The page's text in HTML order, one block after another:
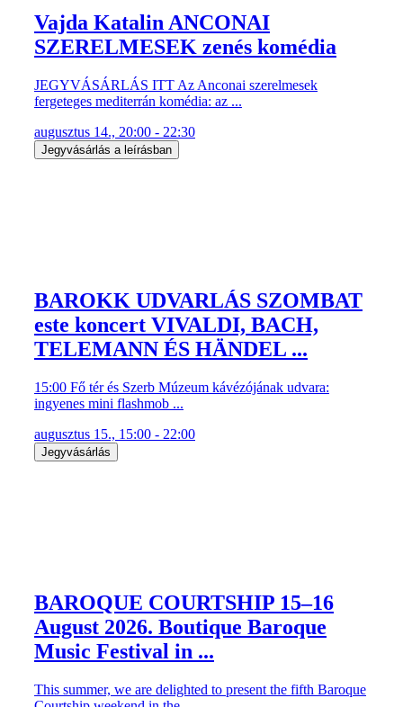
Vajda Katalin ANCONAI
SZERELMESEK zenés komédia
JEGYVÁSÁRLÁS ITT Az Anconai szerelmesek
fergeteges mediterrán komédia: az ...
augusztus 14., 20:00 - 22:30
Jegyvásárlás a leírásban
BAROKK UDVARLÁS SZOMBAT
este koncert VIVALDI, BACH,
TELEMANN ÉS HÄNDEL ...
15:00 Fő tér és Szerb Múzeum kávézójának udvara:
ingyenes mini flashmob ...
augusztus 15., 15:00 - 22:00
Jegyvásárlás
BAROQUE COURTSHIP 15–16
August 2026. Boutique Baroque
Music Festival in ...
This summer, we are delighted to present the fifth Baroque